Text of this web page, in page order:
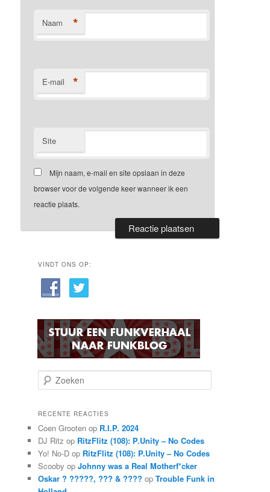
Naam *
E-mail *
Site
Mijn naam, e-mail en site opslaan in deze
browser voor de volgende keer wanneer ik een
reactie plaats.
VINDT ONS OP:
o
k
n
RECENTE REACTIES
Coen Grootenop R.I.P. 2024
DJ Ritz op RitzFlitz (108): P.Unity – No Codes
Yo! No-Dop RitzFlitz (108): P.Unity – No Codes
Scooby op Johnny was a Real Motherf*cker
Oskar ? ?????, ??? & ???? op Trouble Funk in